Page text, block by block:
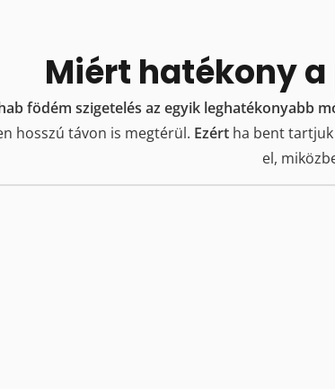
Miért hatékony
födém szigetelés az egyik leghatékonyabb
hosszú távon is megtérül. Ezértha bent tartjuk
el,